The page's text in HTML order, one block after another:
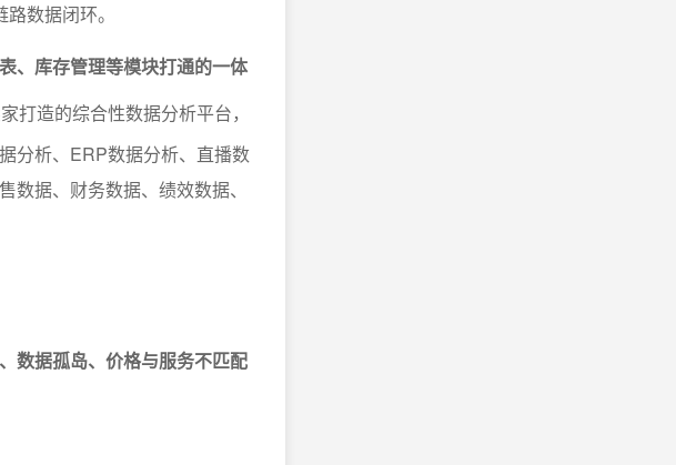
数据闭环。
、库存管理等模块打通的一体
打造的综合性数据分析平台，
分析、ERP数据分析、直播数
据、财务数据、绩效数据、
数据孤岛、价格与服务不匹配